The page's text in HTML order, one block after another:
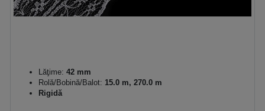
Lăţime: 42 mm
Rolă/Bobină/Balot: 15.0 m, 270.0 m
Rigidă